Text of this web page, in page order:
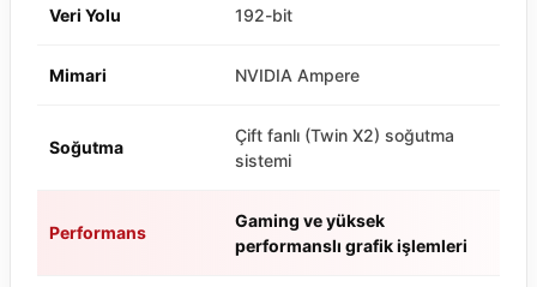
Veri Yolu 192-bit
Mimari NVIDIA Ampere
Soğutma
Çift fanlı (Twin X2) soğutma
sistemi
Performans
Gaming ve yüksek
performanslı grafik işlemleri